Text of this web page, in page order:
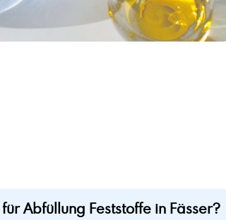
Abfüllung Feststoffe in Fässer?